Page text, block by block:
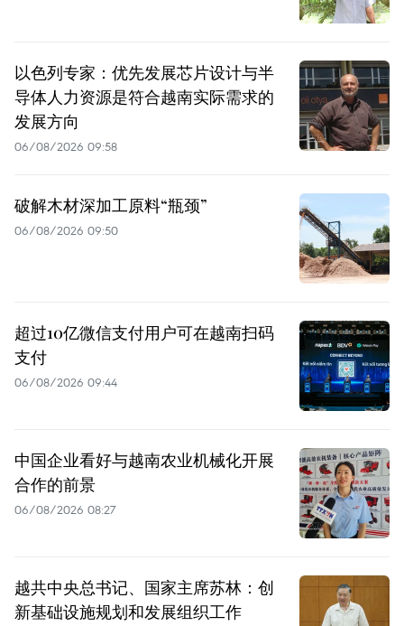
以色列专家：优先发展芯片设计与半
导体人力资源是符合越南实际需求的
发展方向
06/08/2026 09:58
破解木材深加工原料“瓶颈”
06/08/2026 09:50
超过10亿微信支付用户可在越南扫码
支付
06/08/2026 09:44
中国企业看好与越南农业机械化开展
合作的前景
06/08/2026 08:27
越共中央总书记、国家主席苏林：创
新基础设施规划和发展组织工作